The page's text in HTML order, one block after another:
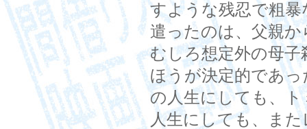
すような残忍で粗
遣ったのは、父親
むしろ想定外の母
ほうが決定的であ
の人生にしても、
人生にしても、ま